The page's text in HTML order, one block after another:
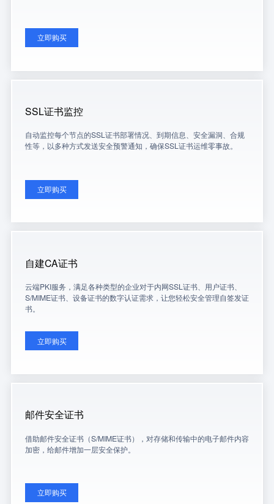
立即购买
SSL证书监控
自动监控每个节点的SSL证书部署情况、到期信息、安全漏洞、合规
性等，以多种方式发送安全预警通知，确保SSL证书运维零事故。
立即购买
自建CA证书
云端PKI服务，满足各种类型的企业对于内网SSL证书、用户证书、
S/MIME证书、设备证书的数字认证需求，让您轻松安全管理自签发证
书。
立即购买
邮件安全证书
借助邮件安全证书（S/MIME证书），对存储和传输中的电子邮件内容
加密，给邮件增加一层安全保护。
立即购买